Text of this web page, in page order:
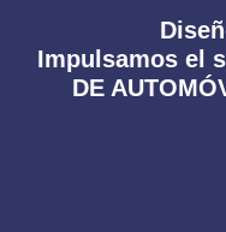
Impulsamos el
DE